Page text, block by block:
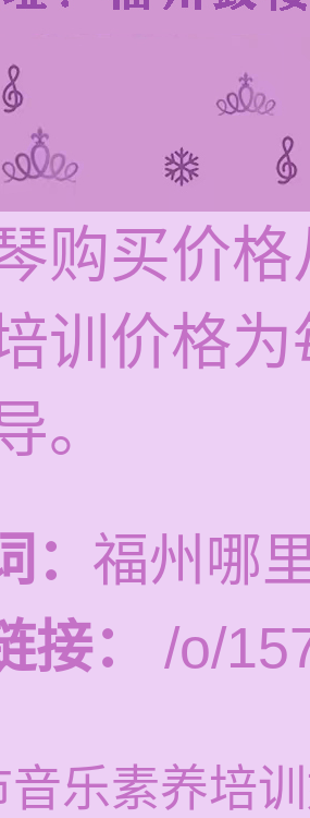
购买价
训价格
。
： 福州哪
接：
/o/
音乐素养培